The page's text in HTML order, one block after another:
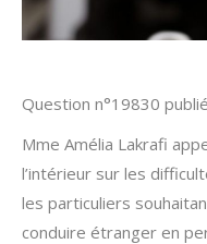
Question n°19830
Mme Amélia Lakrafi
l’intérieur sur les
les particuliers
conduire étranger en